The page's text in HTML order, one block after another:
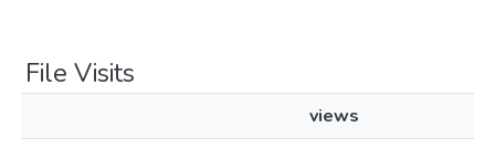
File Visits
views